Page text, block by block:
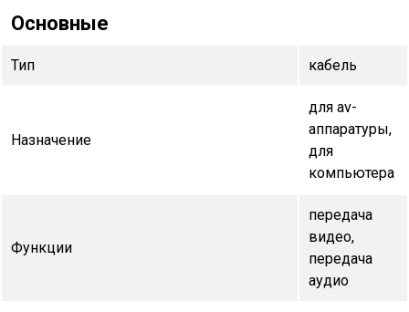
Основные
Тип кабель
Назначение
для av-
аппаратуры,
для
компьютера
Функции
передача
видео,
передача
аудио